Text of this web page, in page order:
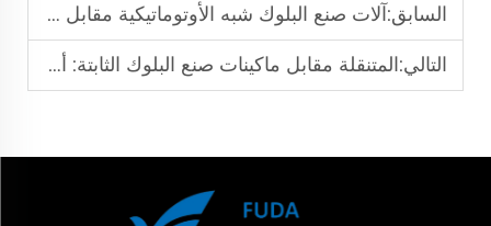
السابق:آلات صنع البلوك شبه الأوتوماتيكية مقابل الأوتوماتيكية بالكامل: شرح الاختلافات الرئيسية
التالي:المتنقلة مقابل ماكينات صنع البلوك الثابتة: أي واحدة يجب أن تختار؟